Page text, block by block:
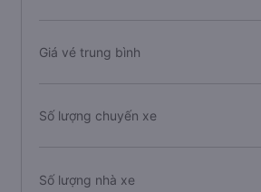
Giá vé trung bình
Số lượng chuyến xe
Số lượng nhà xe